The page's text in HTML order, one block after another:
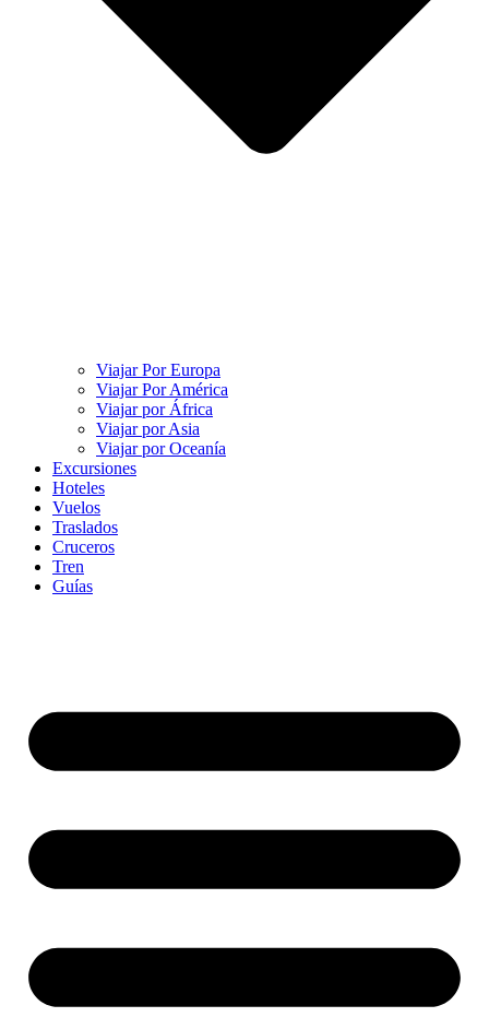
Viajar Por Europa
Viajar Por América
Viajar por África
Viajar por Asia
Viajar por Oceanía
Excursiones
Hoteles
Vuelos
Traslados
Cruceros
Tren
Guías